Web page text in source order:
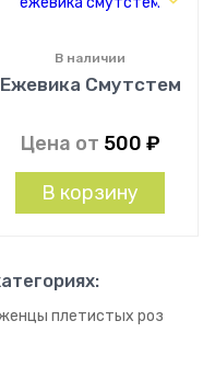
Ежевика Смутстем
В наличии
Цена от 500 ₽
В корзину
плетистых роз